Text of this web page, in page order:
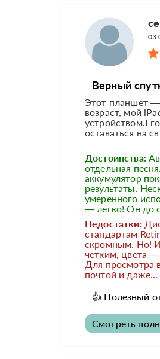
Верный
Этот планшет —
возраст, мой
оставаться на
Достоинства:
отдельная
аккумулятор
результаты.
умеренного
— легко! Он до
Недостатки:
стандартам
скромным. Но!
четким, цвета
Для просмотра
почтой и даже...
👍 Полезный
Смотреть